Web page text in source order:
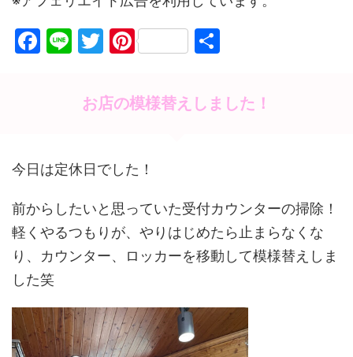
F
o
k
Li T
itt
er
Pi
er
e
お店の模様替えしました！
今日は定休日でした！
前からしたいと思っていた受付カウンターの掃除！
軽くやるつもりが、やりはじめたら止まらなくな
り、カウンター、ロッカーを移動して模様替えしま
した笑